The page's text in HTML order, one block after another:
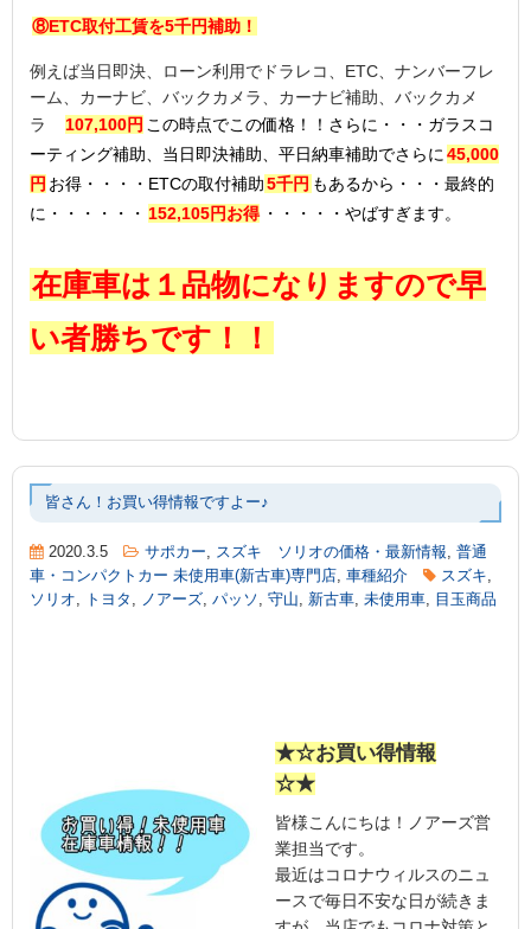
⑧ETC取付工賃を5千円補助！
例えば当日即決、ローン利用でドラレコ、ETC、ナンバーフレ
ーム、カーナビ、バックカメラ、カーナビ補助、バックカメ
ラ
107,100円 この時点でこの価格！！さらに・・・ガラスコ
ーティング補助、当日即決補助、平日納車補助でさらに 45,000
円 お得・・・・ ETCの取付補助5千円 もあるから・・・最終的
に・・・・・・ 152,105円お得 ・・・・・やばすぎます。
在庫車は１品物になりますので早
い者勝ちです！！
皆さん！お買い得情報ですよー♪
2020.3.5 サポカー スズキ ソリオの価格・最新情報
普通
車・コンパクトカー 未使用車(新古車)専門店 車種紹介 スズキ
ソリオ
トヨタ ノアーズ パッソ 守山 新古車 未使用車 目玉商品
★☆お買い得情報
☆★
皆様こんにちは！ノアーズ営
業担当です。
最近はコロナウィルスのニュ
ースで毎日不安な日が続きま